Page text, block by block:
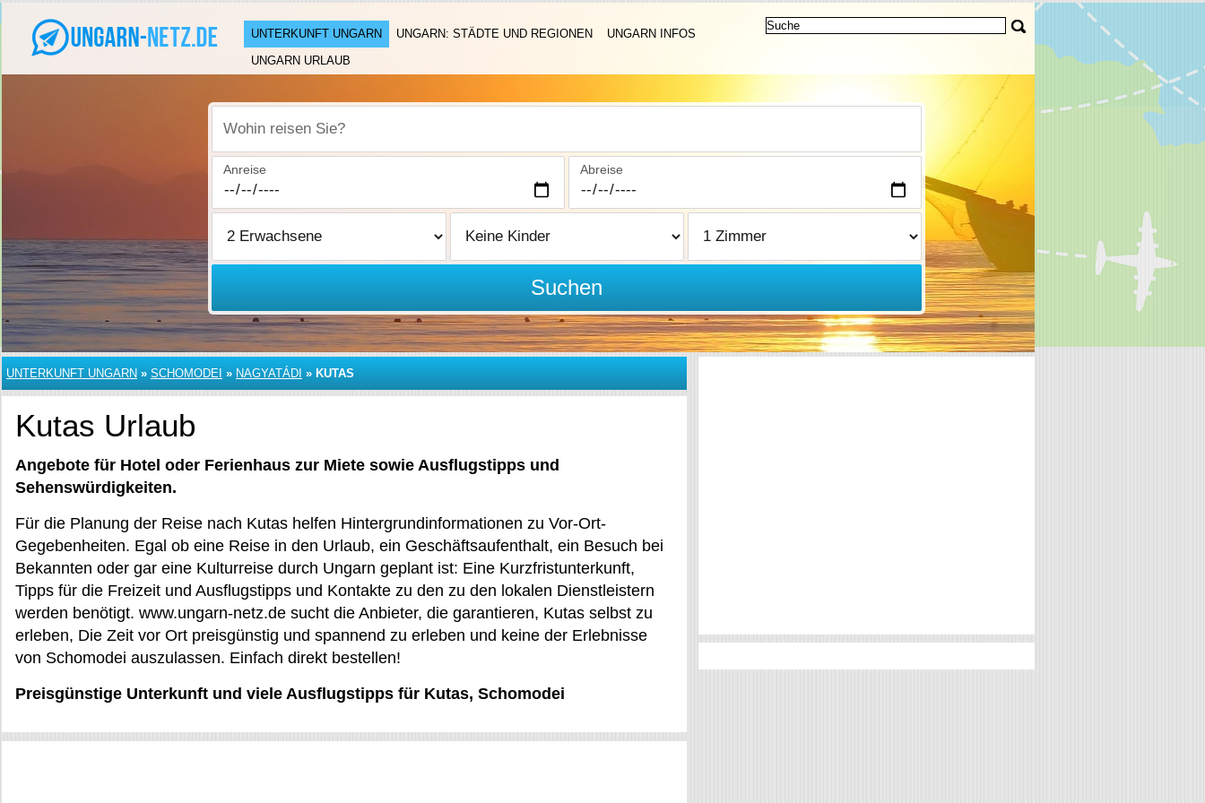
UNTERKUNFT UNGARN UNGARN: STÄDTE UND REGIONEN
UNGARN INFOS
UNGARN URLAUB
Wohin reisen Sie?
Anreise Abreise
Suchen
UNTERKUNFT UNGARN » SCHOMODEI » NAGYATÁDI » KUTAS
Kutas Urlaub
Angebote für Hotel oder Ferienhaus zur Miete sowie Ausflugstipps und
Sehenswürdigkeiten.
Für die Planung der Reise nach Kutas helfen Hintergrundinformationen zu Vor-Ort-
Gegebenheiten. Egal ob eine Reise in den Urlaub, ein Geschäftsaufenthalt, ein Besuch bei
Bekannten oder gar eine Kulturreise durch Ungarn geplant ist: Eine Kurzfristunterkunft,
Tipps für die Freizeit und Ausflugstipps und Kontakte zu den zu den lokalen Dienstleistern
werden benötigt. www.ungarn-netz.de sucht die Anbieter, die garantieren, Kutas selbst zu
erleben, Die Zeit vor Ort preisgünstig und spannend zu erleben und keine der Erlebnisse
von Schomodei auszulassen. Einfach direkt bestellen!
Preisgünstige Unterkunft und viele Ausflugstipps für Kutas, Schomodei